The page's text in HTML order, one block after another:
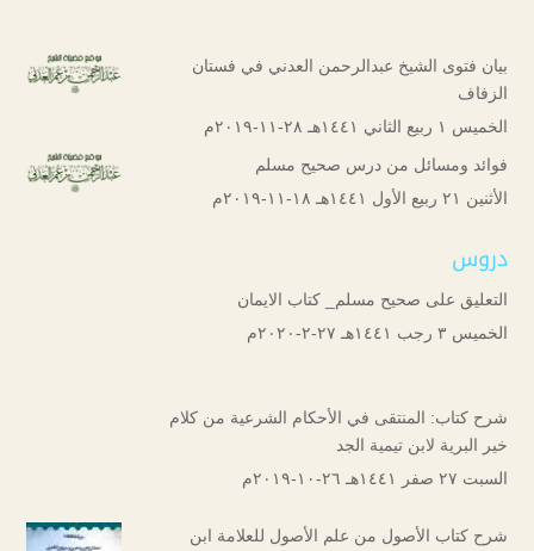
بيان فتوى الشيخ عبدالرحمن العدني في فستان
الزفاف
الخميس ۱ ربيع الثاني ۱٤٤۱هـ ۲۸-۱۱-۲۰۱۹م
فوائد ومسائل من درس صحيح مسلم
الأثنين ۲۱ ربيع الأول ۱٤٤۱هـ ۱۸-۱۱-۲۰۱۹م
دروس
التعليق على صحيح مسلم_ كتاب الايمان
الخميس ۳ رجب ۱٤٤۱هـ ۲۷-۲-۲۰۲۰م
شرح كتاب: المنتقى في الأحكام الشرعية من كلام
خير البرية لابن تيمية الجد
السبت ۲۷ صفر ۱٤٤۱هـ ۲٦-۱۰-۲۰۱۹م
شرح كتاب الأصول من علم الأصول للعلامة ابن